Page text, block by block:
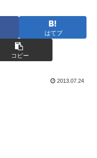
はてブ
コピー
2013.07.24